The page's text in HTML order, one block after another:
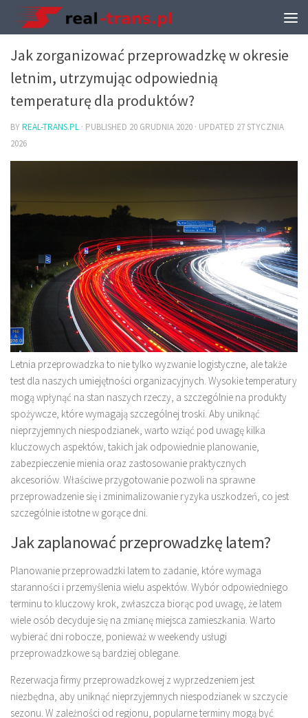
TRANSPORT I PRZEPROWADZKI
Jak zorganizować przeprowadzkę w okresie
letnim, utrzymując odpowiednią
temperaturę dla produktów?
BYREAL-TRANS.PL · PUBLISHED 20 GRUDNIA 2020 · UPDATED 27 STYCZNIA
2026
Letnia przeprowadzka to nie tylko wyzwanie logistyczne, ale także
test dla naszych umiejętności organizacyjnych. Wysokie temperatury
mogą wpłynąć na stan naszych rzeczy, a szczególnie na produkty
spożywcze, które wymagają szczególnej troski. Aby uniknąć
nieprzyjemnych niespodzianek, warto wziąć pod uwagę kilka
kluczowych aspektów, takich jak odpowiednie planowanie,
zabezpieczenie mienia oraz zastosowanie praktycznych
akcesoriów. Właściwe przygotowanie pozwoli na sprawne
przeprowadzenie się i zminimalizowanie ryzyka uszkodzeń, co jest
szczególnie istotne w gorące dni.
Jak zaplanować przeprowadzkę latem?
Planowanie przeprowadzki latem to zadanie, które wymaga
staranności i przemyślenia wielu aspektów. Wybór odpowiedniego
terminu to kluczowy krok, zwłaszcza biorąc pod uwagę, że latem
wiele osób decyduje się na zmianę miejsca zamieszkania. Warto
wybierać dni robocze, ponieważ w weekendy usługi
przeprowadzkowe są bardziej oblegane.
Rezerwacja firmy przeprowadzkowej z wyprzedzeniem jest
niezbędna, aby uniknąć nieprzyjemnych niespodzianek w szczycie
sezonu. W zależności od regionu, popularne terminy mogą być